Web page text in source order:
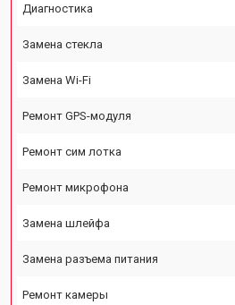
Диагностика
Замена стекла
Замена Wi-Fi
Ремонт GPS-модуля
Ремонт сим лотка
Ремонт микрофона
Замена шлейфа
Замена разъема питания
Ремонт камеры